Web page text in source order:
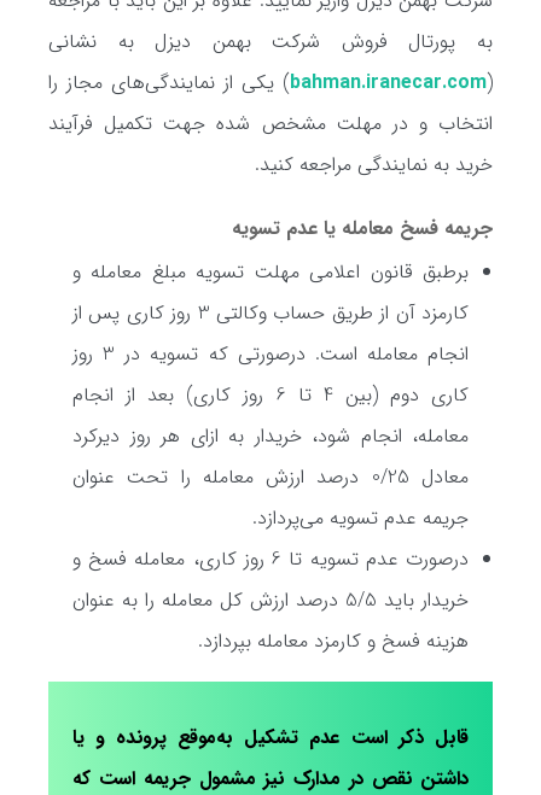
به پورتال فروش شرکت بهمن دیزل به نشانی
(
bahman.iranecar.com) یکی از نمایندگی‌های مجاز را
انتخاب و در مهلت مشخص شده جهت تکمیل فرآیند
خرید به نمایندگی مراجعه کنید.
جریمه فسخ معامله یا عدم تسویه
برطبق قانون اعلامی مهلت تسویه مبلغ معامله و
کارمزد آن از طریق حساب وکالتی 3 روز کاری پس از
انجام معامله است. درصورتی که تسویه در 3 روز
کاری دوم (بین 4 تا 6 روز کاری) بعد از انجام
معامله، انجام شود، خریدار به ازای هر روز دیرکرد
معادل 0/25 درصد ارزش معامله را تحت عنوان
جریمه عدم تسویه می‌پردازد.
درصورت عدم تسویه تا 6 روز کاری، معامله فسخ و
خریدار باید 5/5 درصد ارزش کل معامله را به عنوان
هزینه فسخ و کارمزد معامله بپردازد.
قابل ذکر است عدم تشکیل به‌موقع پرونده و یا
داشتن نقص در مدارک نیز مشمول جریمه است که